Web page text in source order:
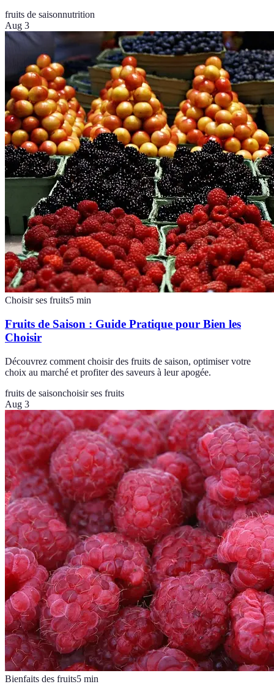
fruits de saisonnutrition
Aug 3
Choisir ses fruits5 min
Fruits de Saison : Guide Pratique pour Bien les
Choisir
Découvrez comment choisir des fruits de saison, optimiser votre
choix au marché et profiter des saveurs à leur apogée.
fruits de saisonchoisir ses fruits
Aug 3
Bienfaits des fruits5 min